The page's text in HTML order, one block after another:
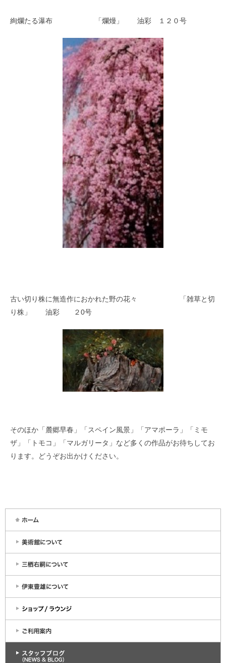
絢爛たる瀑布 「爛熳」 油彩 １２０号
古い切り株に無造作におかれた野の花々 「雑草と切
り株」 油彩 ２0号
そのほか「麓郷早春」「スペイン風景」「アマポーラ」「ミモ
ザ」「トモコ」「マルガリータ」など多くの作品がお待ちしてお
ります。どうぞお出かけください。